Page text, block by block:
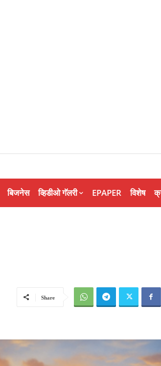
बिजनेस व्हिडीओ गॅलरी EPAPER विशेष
Share